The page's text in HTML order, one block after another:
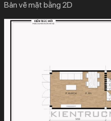
Bản vẽ mặt bằng 2D